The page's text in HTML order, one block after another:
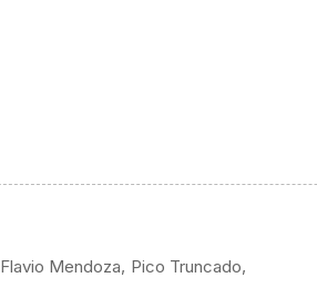
Flavio Mendoza, Pico Truncado,